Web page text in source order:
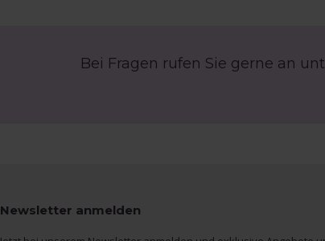
Bei Fragen rufen Sie gerne an
Newsletter anmelden